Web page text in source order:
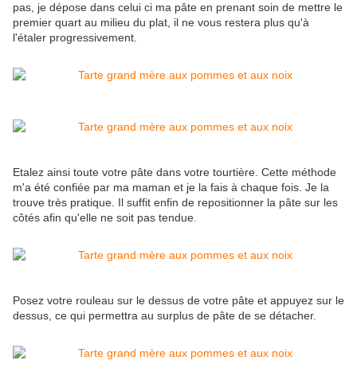
pas, je dépose dans celui ci ma pâte en prenant soin de mettre le
premier quart au milieu du plat, il ne vous restera plus qu'à
l'étaler progressivement.
Etalez ainsi toute votre pâte dans votre tourtière. Cette méthode
m'a été confiée par ma maman et je la fais à chaque fois. Je la
trouve très pratique. Il suffit enfin de repositionner la pâte sur les
côtés afin qu'elle ne soit pas tendue.
Posez votre rouleau sur le dessus de votre pâte et appuyez sur le
dessus, ce qui permettra au surplus de pâte de se détacher.